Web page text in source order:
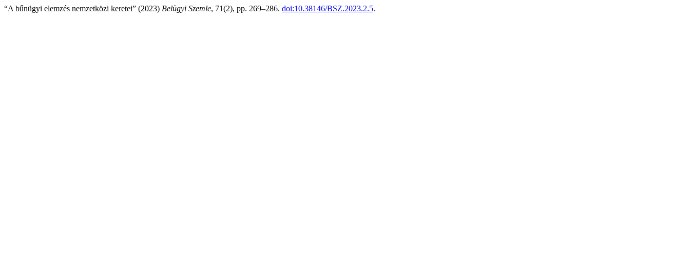
“A bűnügyi elemzés nemzetközi keretei” (2023) Belügyi Szemle, 71(2), pp. 269–286. doi:10.38146/BSZ.2023.2.5.